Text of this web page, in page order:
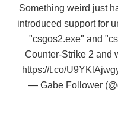
Something weird just
introduced support for
"csgos2.exe" and
Counter-Strike 2 and
https://t.co/
— ‎Gabe Follower